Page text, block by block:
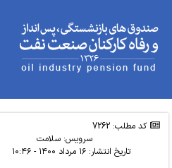
کد مطلب: 7262
سرویس:سلامت
تاریخ انتشار: ۱۶ مرداد ۱۴۰۰ - ۱۰:۴۶